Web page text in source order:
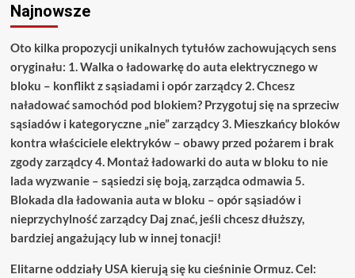
Najnowsze
Oto kilka propozycji unikalnych tytułów zachowujących sens
oryginału: 1. Walka o ładowarkę do auta elektrycznego w
bloku – konflikt z sąsiadami i opór zarządcy 2. Chcesz
naładować samochód pod blokiem? Przygotuj się na sprzeciw
sąsiadów i kategoryczne „nie” zarządcy 3. Mieszkańcy bloków
kontra właściciele elektryków – obawy przed pożarem i brak
zgody zarządcy 4. Montaż ładowarki do auta w bloku to nie
lada wyzwanie – sąsiedzi się boją, zarządca odmawia 5.
Blokada dla ładowania auta w bloku – opór sąsiadów i
nieprzychylność zarządcy Daj znać, jeśli chcesz dłuższy,
bardziej angażujący lub w innej tonacji!
Elitarne oddziały USA kierują się ku cieśninie Ormuz. Cel: